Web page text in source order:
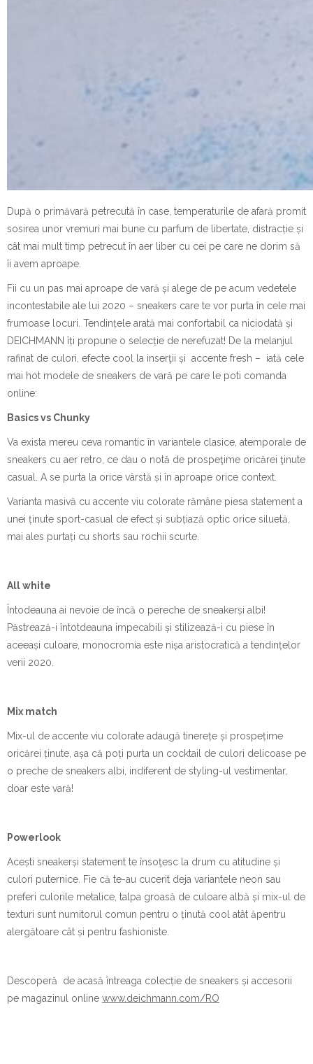
După o primăvară petrecută în case, temperaturile de afară promit
sosirea unor vremuri mai bune cu parfum de libertate, distracție și
cât mai mult timp petrecut în aer liber cu cei pe care ne dorim să
îi avem aproape.
Fii cu un pas mai aproape de vară și alege de pe acum vedetele
incontestabile ale lui 2020 – sneakers care te vor purta în cele mai
frumoase locuri. Tendințele arată mai confortabil ca niciodată și
DEICHMANN îți propune o selecție de nerefuzat! De la melanjul
rafinat de culori, efecte cool la inserţii și accente fresh – iată cele
mai hot modele de sneakers de vară pe care le poti comanda
online:
Basics vs Chunky
Va exista mereu ceva romantic în variantele clasice, atemporale de
sneakers cu aer retro, ce dau o notă de prospeţime oricărei ţinute
casual. A se purta la orice vârstă și în aproape orice context.
Varianta masivă cu accente viu colorate rămâne piesa statement a
unei ținute sport-casual de efect și subțiază optic orice siluetă,
mai ales purtați cu shorts sau rochii scurte.
All white
Întodeauna ai nevoie de încă o pereche de sneakerși albi!
Păstrează-i întotdeauna impecabili și stilizează-i cu piese în
aceeași culoare, monocromia este nișa aristocratică a tendințelor
verii 2020.
Mix match
Mix-ul de accente viu colorate adaugă tinerețe și prospețime
oricărei ținute, așa că poți purta un cocktail de culori delicoase pe
o preche de sneakers albi, indiferent de styling-ul vestimentar,
doar este vară!
Powerlook
Acești sneakerși statement te însoţesc la drum cu atitudine și
culori puternice. Fie că te-au cucerit deja variantele neon sau
preferi culorile metalice, talpa groasă de culoare albă și mix-ul de
texturi sunt numitorul comun pentru o ținută cool atât ăpentru
alergătoare cât și pentru fashioniste.
Descoperă de acasă întreaga colecție de sneakers și accesorii
pe magazinul online www.deichmann.com/RO